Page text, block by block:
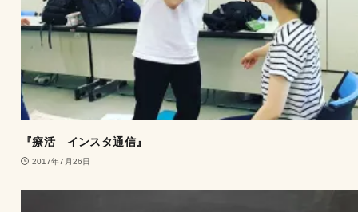
『療活 インスタ通信』
2017年7月26日